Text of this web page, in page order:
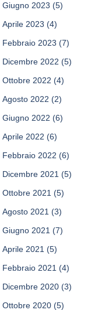
Giugno 2023 (5)
Aprile 2023 (4)
Febbraio 2023 (7)
Dicembre 2022 (5)
Ottobre 2022 (4)
Agosto 2022 (2)
Giugno 2022 (6)
Aprile 2022 (6)
Febbraio 2022 (6)
Dicembre 2021 (5)
Ottobre 2021 (5)
Agosto 2021 (3)
Giugno 2021 (7)
Aprile 2021 (5)
Febbraio 2021 (4)
Dicembre 2020 (3)
Ottobre 2020 (5)